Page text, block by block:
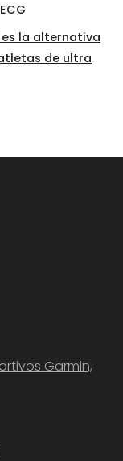
es la alternativa
de ultra
Garmin,